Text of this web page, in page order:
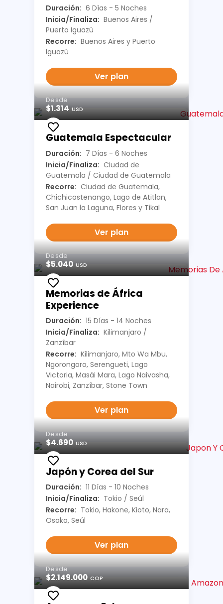
Duración: 6 Días - 5 Noches
Inicia/Finaliza: Buenos Aires /
Puerto Iguazú
Recorre: Buenos Aires y Puerto
Iguazú
Ver plan
Desde
$1.314USD
Guatemala Espectacular
Duración: 7 Días - 6 Noches
Inicia/Finaliza: Ciudad de
Guatemala / Ciudad de Guatemala
Recorre: Ciudad de Guatemala,
Chichicastenango, Lago de Atitlan,
San Juan la Laguna, Flores y Tikal
Ver plan
Desde
$5.040USD
Memorias de África
Experience
Duración: 15 Días - 14 Noches
Inicia/Finaliza: Kilimanjaro /
Zanzíbar
Recorre: Kilimanjaro, Mto Wa Mbu,
Ngorongoro, Serengueti, Lago
Victoria, Masái Mara, Lago Naivasha,
Nairobi, Zanzíbar, Stone Town
Ver plan
Desde
$4.690USD
Japón y Corea del Sur
Duración: 11 Días - 10 Noches
Inicia/Finaliza: Tokio / Seúl
Recorre: Tokio, Hakone, Kioto, Nara,
Osaka, Seúl
Ver plan
Desde
$2.149.000COP